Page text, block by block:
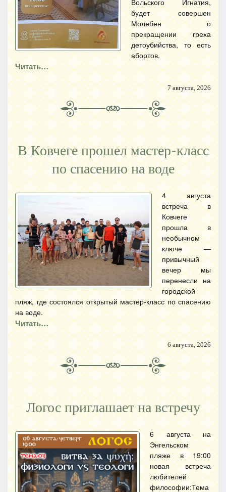
будет совершен
Молебен о
прекращении греха
детоубийства, то есть
абортов.
Читать…
7 августа, 2026
В Ковчеге прошел мастер-класс
по спасению на воде
4 августа
встреча в
Ковчеге
прошла в
необычном
ключе —
привычный
вечер мы
перенесли на
городской
пляж, где состоялся открытый мастер-класс по спасению
на воде.
Читать…
6 августа, 2026
Логос приглашает на встречу
6 августа на
Энгельском
пляже в 19:00
новая встреча
любителей
философии:Тема